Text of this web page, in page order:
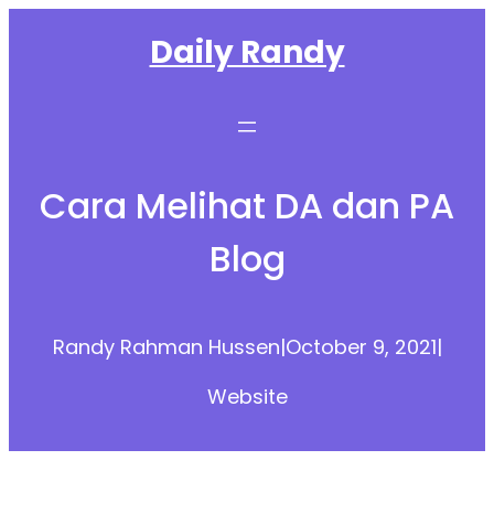
Daily Randy
Cara Melihat DA dan PA
Blog
Randy Rahman Hussen|October 9, 2021|
Website